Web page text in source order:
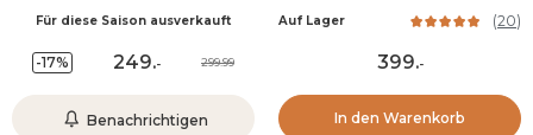
cm) Murano - Anthrazitgrau
Für diese Saison ausverkauft
-17% 249.- 299.99
Benachrichtigen
Auf Lager (20)
399.-
In den Warenkorb